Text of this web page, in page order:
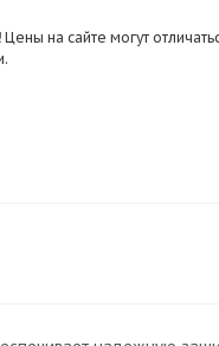
Цены на сайте могут